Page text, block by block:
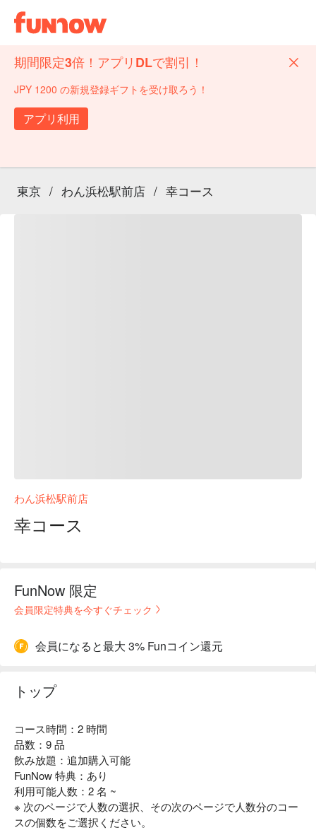
期間限定3倍！アプリDLで割引！
JPY 1200 の新規登録ギフトを受け取ろう！
アプリ利用
東京 / わん浜松駅前店 / 幸コース
わん浜松駅前店
幸コース
FunNow 限定
会員限定特典を今すぐチェック
会員になると最大 3% Funコイン還元
トップ
コース時間：2 時間
品数：9 品
飲み放題：追加購入可能
FunNow 特典：あり
利用可能人数：2 名 ~
※ 次のページで人数の選択、その次のページで人数分のコー
スの個数をご選択ください。